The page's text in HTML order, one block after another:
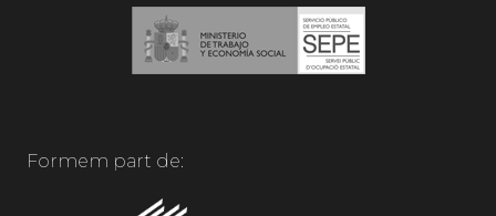
Formem part de: